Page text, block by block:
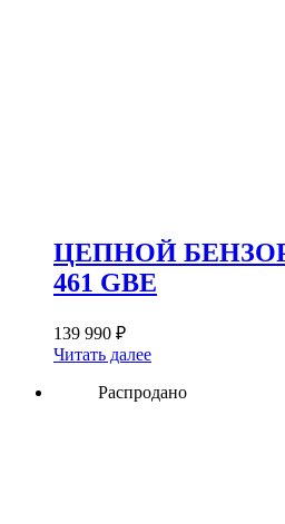
ЦЕПНОЙ
461 GBE
139 990 ₽
Читать далее
Распродано